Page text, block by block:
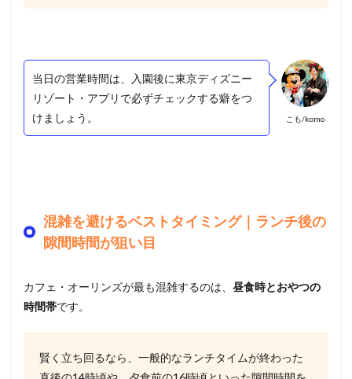
こも/komo
当日の営業時間は、入園後に東京ディズニー
リゾート・アプリで必ずチェックする癖をつ
けましょう。
混雑を避けるベストタイミング｜ランチ後の
隙間時間が狙い目
カフェ・オーリンズが最も混雑するのは、 昼食時とおやつの
時間帯です。
賢く立ち回るなら、一般的なランチタイムが終わった